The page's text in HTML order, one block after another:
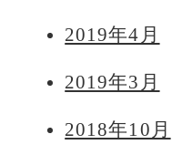
2019年4月
2019年3月
2018年10月